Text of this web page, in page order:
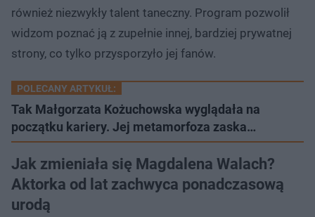
również niezwykły talent taneczny. Program pozwolił
widzom poznać ją z zupełnie innej, bardziej prywatnej
strony, co tylko przysporzyło jej fanów.
POLECANY ARTYKUŁ:
Tak Małgorzata Kożuchowska wyglądała na
początku kariery. Jej metamorfoza zaska…
Jak zmieniała się Magdalena Walach?
Aktorka od lat zachwyca ponadczasową
urodą